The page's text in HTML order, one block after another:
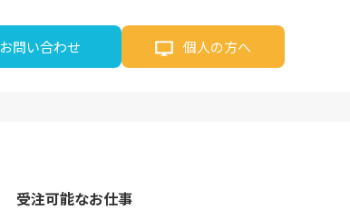
お問い合わせ 個人の方へ
受注可能なお仕事